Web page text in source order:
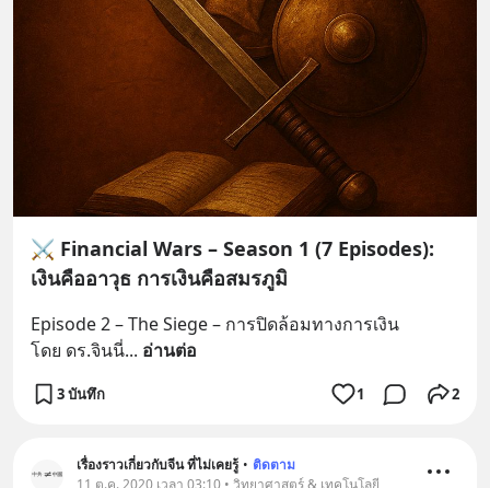
⚔️ Financial Wars – Season 1 (7 Episodes):
เงินคืออาวุธ การเงินคือสมรภูมิ
Episode 2 – The Siege – การปิดล้อมทางการเงิน
โดย ดร.จินนี่... อ่านต่อ
3 บันทึก 1 2
เรื่องราวเกี่ยวกับจีน ที่ไม่เคยรู้ • ติดตาม